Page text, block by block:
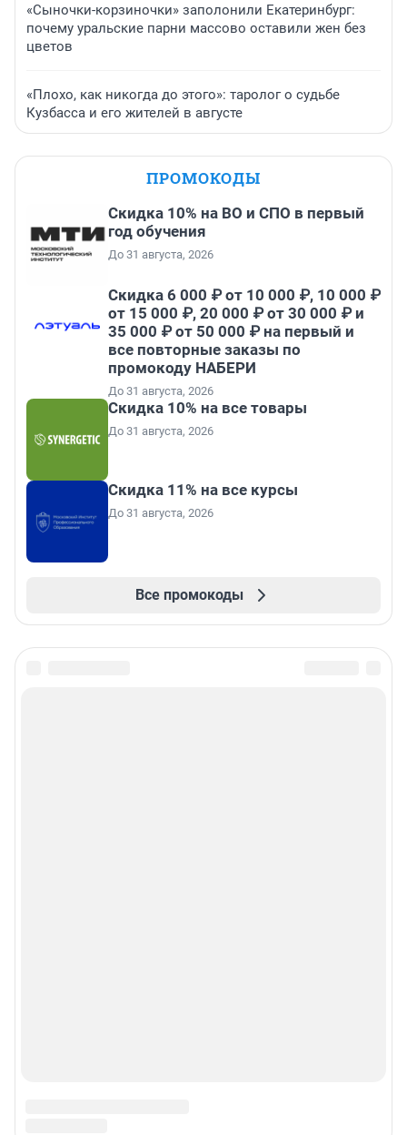
«Сыночки-корзиночки» заполонили Екатеринбург:
почему уральские парни массово оставили жен без
цветов
«Плохо, как никогда до этого»: таролог о судьбе
Кузбасса и его жителей в августе
ПРОМОКОДЫ
Скидка 10% на ВО и СПО в первый
год обучения
До 31 августа, 2026
Скидка 6 000 ₽ от 10 000 ₽, 10 000 ₽
от 15 000 ₽, 20 000 ₽ от 30 000 ₽ и
35 000 ₽ от 50 000 ₽ на первый и
все повторные заказы по
промокоду НАБЕРИ
До 31 августа, 2026
Скидка 10% на все товары
До 31 августа, 2026
Скидка 11% на все курсы
До 31 августа, 2026
Все промокоды